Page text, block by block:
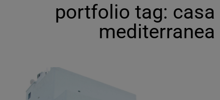
portfolio tag: casa
mediterranea